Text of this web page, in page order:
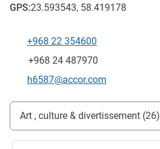
GPS:23.593543, 58.419178
Téléphone
+968 22 354600
Fax
+968 24 487970
Email de contact
h6587@accor.com
Accès et transports
Art , culture & divertissement (26)